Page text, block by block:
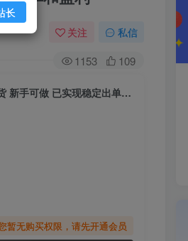
关注 私信
1153 109
（4945期）视频号直播带货特训营（第五期）无需囤货 新手可做 已实现稳定出单和盈利
暂无购买权限，请先开通会员
长